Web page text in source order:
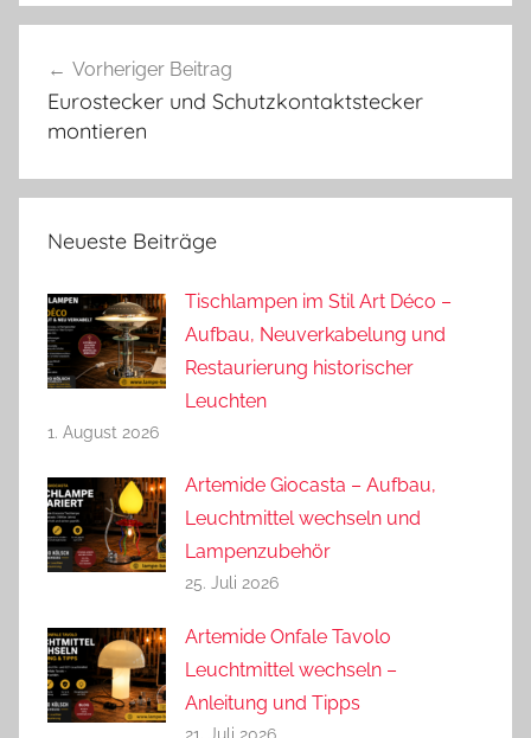
Vorheriger Beitrag
Eurostecker und Schutzkontaktstecker
montieren
Neueste Beiträge
Tischlampen im Stil Art Déco –
Aufbau, Neuverkabelung und
Restaurierung historischer
Leuchten
1. August 2026
Artemide Giocasta – Aufbau,
Leuchtmittel wechseln und
Lampenzubehör
25. Juli 2026
Artemide Onfale Tavolo
Leuchtmittel wechseln –
Anleitung und Tipps
21. Juli 2026